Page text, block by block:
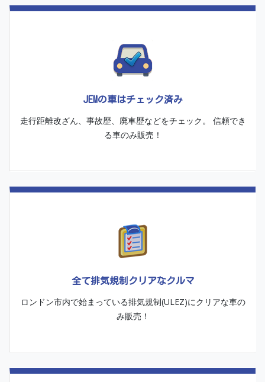
JEMの車はチェック済み
走行距離改ざん、事故歴、廃車歴などをチェック。 信頼でき
る車のみ販売！
全て排気規制クリアなクルマ
ロンドン市内で始まっている排気規制(ULEZ)にクリアな車の
み販売！